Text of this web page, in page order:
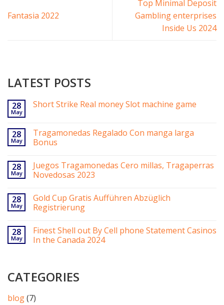
Fantasia 2022
Top Minimal Deposit
Gambling enterprises
Inside Us 2024
LATEST POSTS
28
May
Short Strike Real money Slot machine game
28
May
Tragamonedas Regalado Con manga larga
Bonus
28
May
Juegos Tragamonedas Cero millas, Tragaperras
Novedosas 2023
28
May
Gold Cup Gratis Aufführen Abzüglich
Registrierung
28
May
Finest Shell out By Cell phone Statement Casinos
In the Canada 2024
CATEGORIES
blog(7)